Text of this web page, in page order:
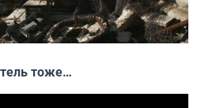
тоже…